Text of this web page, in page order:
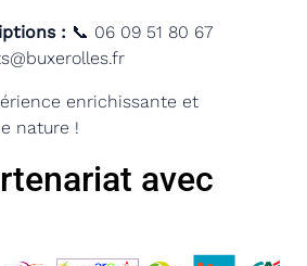
: 📞 06 09 51 80 67
enrichissante et
nature !
avec